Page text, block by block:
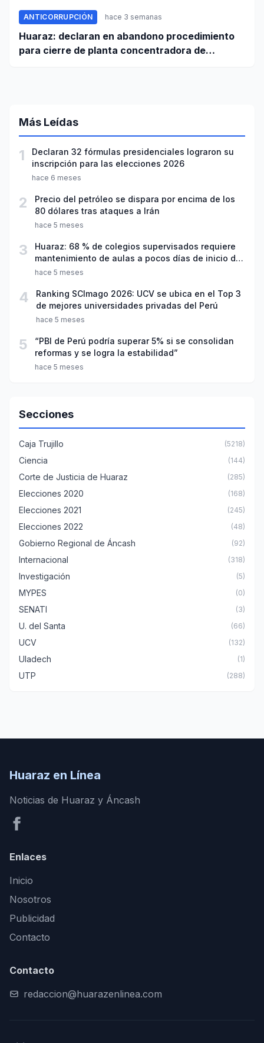
ANTICORRUPCIÓN hace 3 semanas
Huaraz: declaran en abandono procedimiento
para cierre de planta concentradora de
Más Leídas
1
Declaran 32 fórmulas presidenciales lograron su
inscripción para las elecciones 2026
hace 6 meses
2
Precio del petróleo se dispara por encima de los
80 dólares tras ataques a Irán
hace 5 meses
3
Huaraz: 68 % de colegios supervisados requiere
mantenimiento de aulas a pocos días de inicio del
año escolar 2026
hace 5 meses
4
Ranking SCImago 2026: UCV se ubica en el Top 3
de mejores universidades privadas del Perú
hace 5 meses
5
“PBI de Perú podría superar 5% si se consolidan
reformas y se logra la estabilidad”
hace 5 meses
Secciones
Caja Trujillo (5218)
Ciencia (144)
Corte de Justicia de Huaraz (285)
Elecciones 2020 (168)
Elecciones 2021 (245)
Elecciones 2022 (48)
Gobierno Regional de Áncash (92)
Internacional (318)
Investigación (5)
MYPES (0)
SENATI (3)
U. del Santa (66)
UCV (132)
Uladech (1)
UTP (288)
Huaraz en Línea
Noticias de Huaraz y Áncash
Enlaces
Inicio
Nosotros
Publicidad
Contacto
Contacto
redaccion@huarazenlinea.com